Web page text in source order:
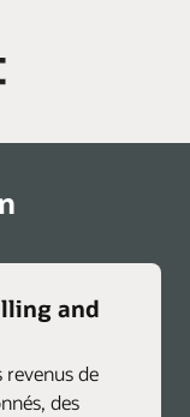
and
revenus de
des